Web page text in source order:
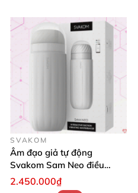
SVAKOM
Âm đạo giả tự động
Svakom Sam Neo điều
khiển app tương tác
webcam cao cấp
2.450.000₫